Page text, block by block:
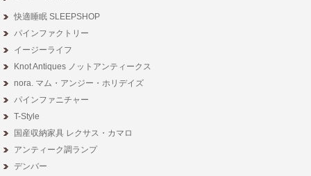
快適睡眠 SLEEPSHOP
パインファクトリー
イージーライフ
Knot Antiques ノットアンティークス
nora. マム・アンジー・ホリデイズ
パインファニチャー
T-Style
国産収納家具 レクサス・カマロ
アンティーク調ランプ
デンバー